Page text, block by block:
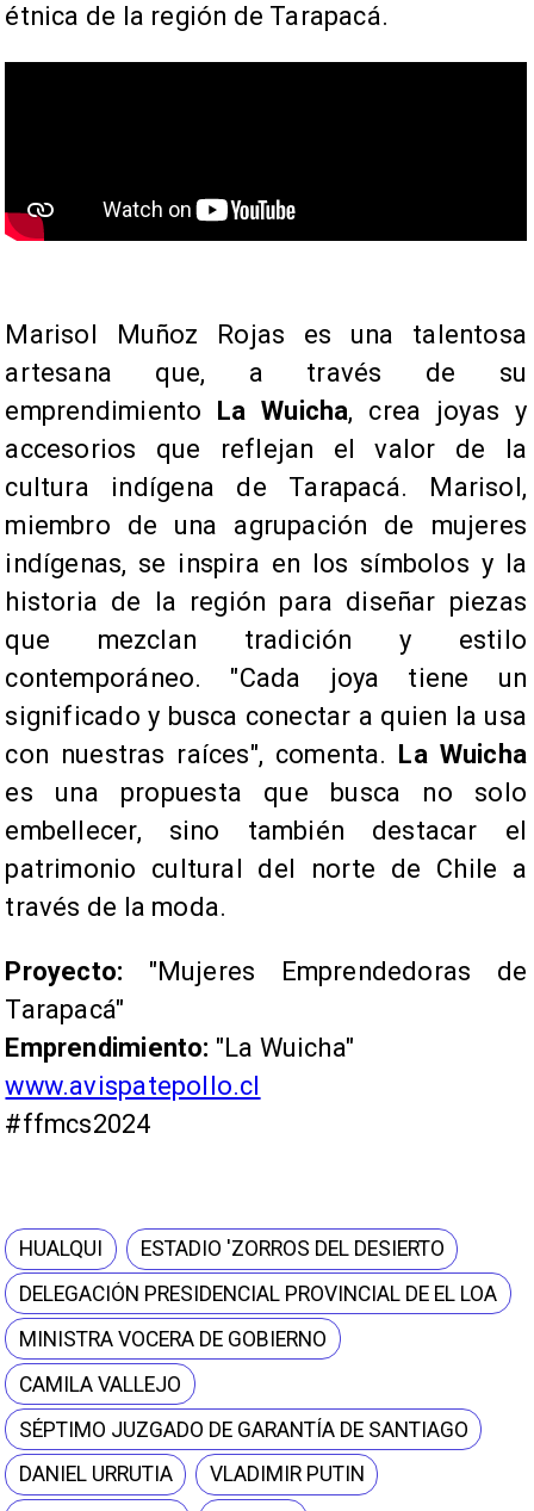
étnica de la región de Tarapacá.
Marisol Muñoz Rojas es una talentosa
artesana que, a través de su
emprendimiento La Wuicha, crea joyas y
accesorios que reflejan el valor de la
cultura indígena de Tarapacá. Marisol,
miembro de una agrupación de mujeres
indígenas, se inspira en los símbolos y la
historia de la región para diseñar piezas
que mezclan tradición y estilo
contemporáneo. "Cada joya tiene un
significado y busca conectar a quien la usa
con nuestras raíces", comenta. La Wuicha
es una propuesta que busca no solo
embellecer, sino también destacar el
patrimonio cultural del norte de Chile a
través de la moda.
Proyecto: "Mujeres Emprendedoras de
Tarapacá"
Emprendimiento: "La Wuicha"
www.avispatepollo.cl
#ffmcs2024
HUALQUI
ESTADIO 'ZORROS DEL DESIERTO
DELEGACIÓN PRESIDENCIAL PROVINCIAL DE EL LOA
MINISTRA VOCERA DE GOBIERNO
CAMILA VALLEJO
SÉPTIMO JUZGADO DE GARANTÍA DE SANTIAGO
DANIEL URRUTIA
VLADIMIR PUTIN